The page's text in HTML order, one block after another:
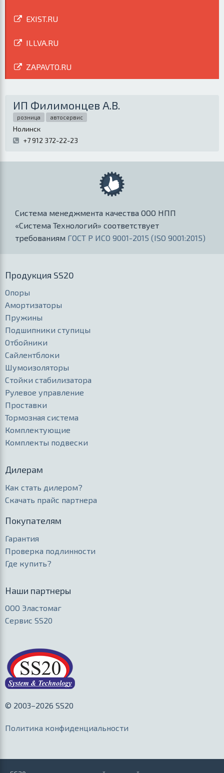
EXIST.RU
ILLVA.RU
ZAPAVTO.RU
ИП Филимонцев А.В.
розница автосервис
Нолинск
+7 912 372-22-23
Система менеджмента качества ООО НПП
«Система Технологий» соответствует
требованиям ГОСТ Р ИСО 9001-2015 (ISO 9001:2015)
Продукция SS20
Опоры
Амортизаторы
Пружины
Подшипники ступицы
Отбойники
Сайлентблоки
Шумоизоляторы
Стойки стабилизатора
Рулевое управление
Проставки
Тормозная система
Комплектующие
Комплекты подвески
Дилерам
Как стать дилером?
Скачать прайс партнера
Покупателям
Гарантия
Проверка подлинности
Где купить?
Наши партнеры
ООО Эластомаг
Сервис SS20
© 2003–2026 SS20
Политика конфиденциальности